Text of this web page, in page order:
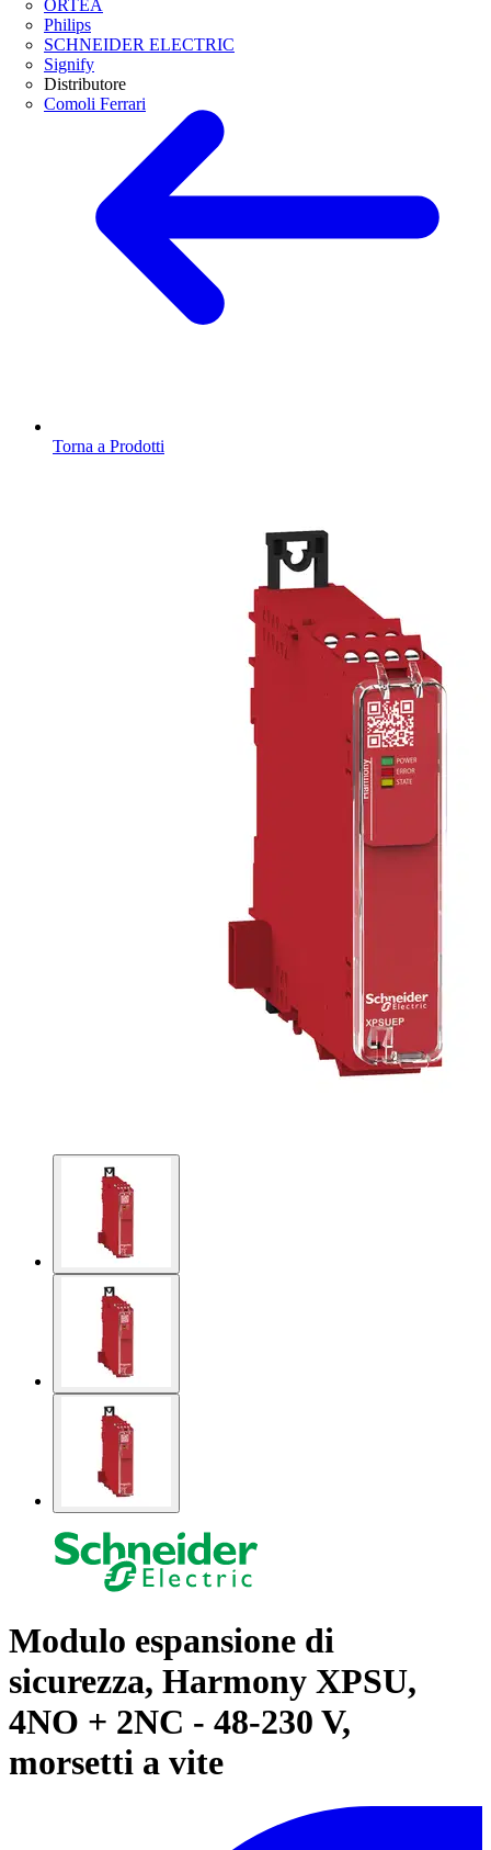
ORTEA
Philips
SCHNEIDER ELECTRIC
Signify
Distributore
Comoli Ferrari
Torna a Prodotti
Modulo espansione di
sicurezza, Harmony XPSU,
4NO + 2NC - 48-230 V,
morsetti a vite